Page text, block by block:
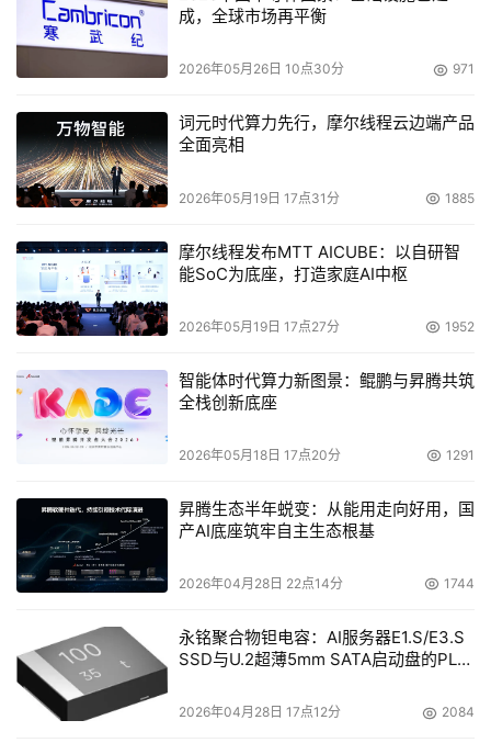
份。在整个数据存储链上，端末的存储系统成为安全瓶颈。
目前存储系统的安全性只能依靠存储系统本身的部件冗余，
2．数据存储结构过于简单。其实从运行管理及资源控制
的角度，数据应按照以下几个方面进行分类，形成结构化数
据存储系统。将生产数据按照对应的业务重要性(核心系
道系统、管理系统等)划分，有助于根据不同的数据类型采
取不同级别的冗余保护措施或选用不同技术特性的存储设
备。不同类型数据之间的关联程度不同，分类也将有助于进
也可按照数据生命周期对数据进行分类，例如，可将数
据按照其生命周期分为: 当前数据(三个月内的业务数据)、
当年数据（三个月以上一年以内的业务数据）和历史数据
(一年以上的业务数据)。针对处于三个生命周期中不同阶段
的数据，采取不同的管理方式。如提高当前数据的可靠性、
完善冗余机制、提高访问效率、控制数据规模；对于当年数
据，提供在线查询功能，降低存储设备安全及性能级别，不
再进行数据备份操作，从而降低设备成本和管理成本；对于
历史数据，将保存在移动介质中，不提供生产系统上在线查
询功能，必要的时候可将历史数据进行非结构化处理，使其
查询功能不必依赖生产系统或上线测试环境。
成，全球市场再平衡
2026年05月26日 10点30分 971
词元时代算力先行，摩尔线程云边端产品
全面亮相
2026年05月19日 17点31分 1885
摩尔线程发布MTT AICUBE：以自研智
能SoC为底座，打造家庭AI中枢
2026年05月19日 17点27分 1952
智能体时代算力新图景：鲲鹏与昇腾共筑
全栈创新底座
2026年05月18日 17点20分 1291
昇腾生态半年蜕变：从能用走向好用，国
产AI底座筑牢自主生态根基
2026年04月28日 22点14分 1744
永铭聚合物钽电容：AI服务器E1.S/E3.S
SSD与U.2超薄5mm SATA启动盘的PLP
2026年04月28日 17点12分 2084